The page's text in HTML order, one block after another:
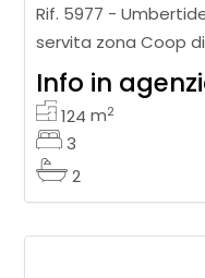
Rif. 5977 -
servita zona Coop
124 mq posto al
composta da sole
Info in
124 m2
3
2